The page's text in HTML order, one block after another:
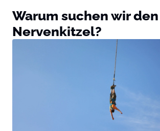
Warum suchen wir den
Nervenkitzel?